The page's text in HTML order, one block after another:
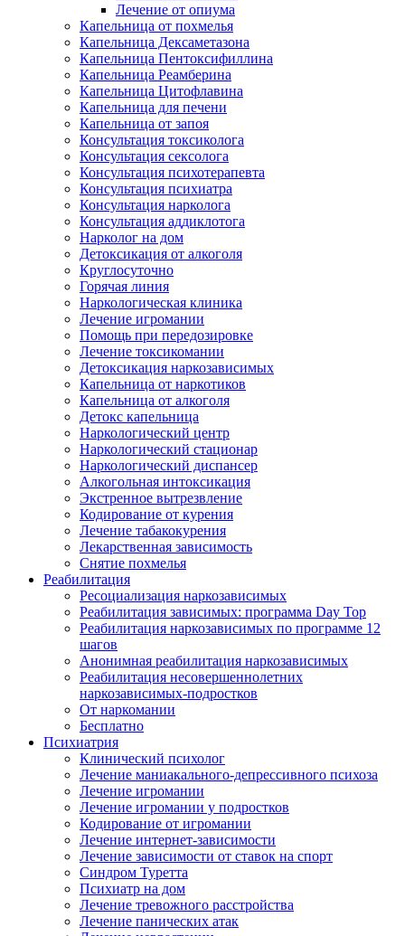
Лечение от опиума
Капельница от похмелья
Капельница Дексаметазона
Капельница Пентоксифиллина
Капельница Реамберина
Капельница Цитофлавина
Капельница для печени
Капельница от запоя
Консультация токсиколога
Консультация сексолога
Консультация психотерапевта
Консультация психиатра
Консультация нарколога
Консультация аддиклотога
Нарколог на дом
Детоксикация от алкоголя
Круглосуточно
Горячая линия
Наркологическая клиника
Лечение игромании
Помощь при передозировке
Лечение токсикомании
Детоксикация наркозависимых
Капельница от наркотиков
Капельница от алкоголя
Детокс капельница
Наркологический центр
Наркологический стационар
Наркологический диспансер
Алкогольная интоксикация
Экстренное вытрезвление
Кодирование от курения
Лечение табакокурения
Лекарственная зависимость
Снятие похмелья
Реабилитация
Ресоциализация наркозависимых
Реабилитация зависимых: программа Day Top
Реабилитация наркозависимых по программе 12
шагов
Анонимная реабилитация наркозависимых
Реабилитация несовершеннолетних
наркозависимых-подростков
От наркомании
Бесплатно
Психиатрия
Клинический психолог
Лечение маниакального-депрессивного психоза
Лечение игромании
Лечение игромании у подростков
Кодирование от игромании
Лечение интернет-зависимости
Лечение зависимости от ставок на спорт
Синдром Туретта
Психиатр на дом
Лечение тревожного расстройства
Лечение панических атак